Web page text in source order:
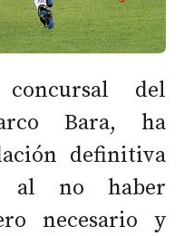
del
Bara, ha
definitiva
al no haber
necesario y